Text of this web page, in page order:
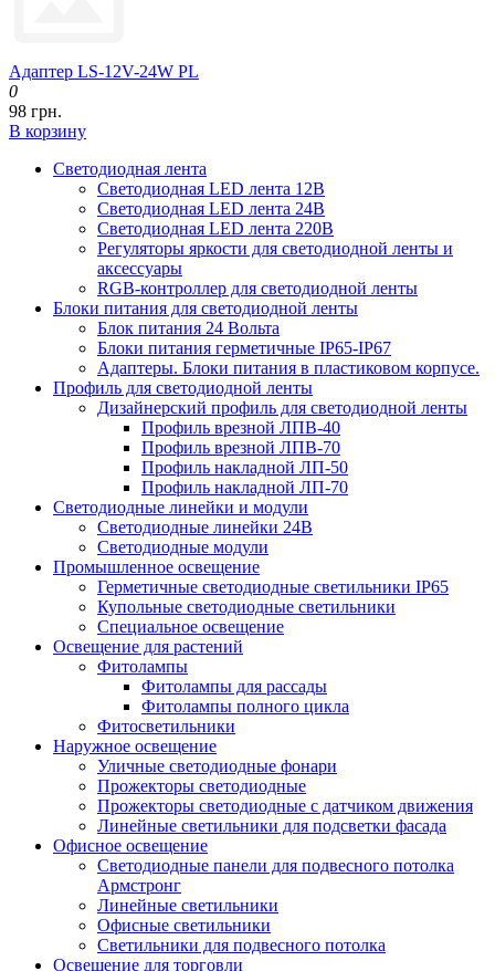
Адаптер LS-12V-24W PL
0
98 грн.
В корзину
Светодиодная лента
Светодиодная LED лента 12В
Светодиодная LED лента 24В
Светодиодная LED лента 220В
Регуляторы яркости для светодиодной ленты и
аксессуары
RGB-контроллер для светодиодной ленты
Блоки питания для светодиодной ленты
Блок питания 24 Вольта
Блоки питания герметичные IP65-IP67
Адаптеры. Блоки питания в пластиковом корпусе.
Профиль для светодиодной ленты
Дизайнерский профиль для светодиодной ленты
Профиль врезной ЛПВ-40
Профиль врезной ЛПВ-70
Профиль накладной ЛП-50
Профиль накладной ЛП-70
Светодиодные линейки и модули
Светодиодные линейки 24В
Светодиодные модули
Промышленное освещение
Герметичные светодиодные светильники IP65
Купольные светодиодные светильники
Специальное освещение
Освещение для растений
Фитолампы
Фитолампы для рассады
Фитолампы полного цикла
Фитосветильники
Наружное освещение
Уличные светодиодные фонари
Прожекторы светодиодные
Прожекторы светодиодные с датчиком движения
Линейные светильники для подсветки фасада
Офисное освещение
Cветодиодные панели для подвесного потолка
Армстронг
Линейные светильники
Офисные светильники
Светильники для подвесного потолка
Освещение для торговли